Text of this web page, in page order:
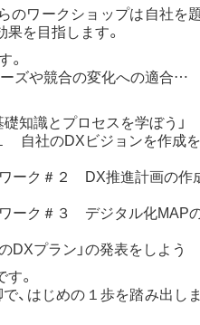
のワークショップは自社を
果を目指します。
。
ーズや競合の変化への適合…
知識とプロセスを学ぼう」
自社のDXビジョンを作成
ーク＃２ DX推進計画の作
ーク＃３ デジタル化MAP
プラン」の発表をしよう
。
、はじめの１歩を踏み出し